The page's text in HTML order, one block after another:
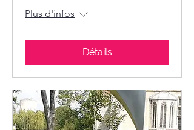
Plus d'infos
Détails